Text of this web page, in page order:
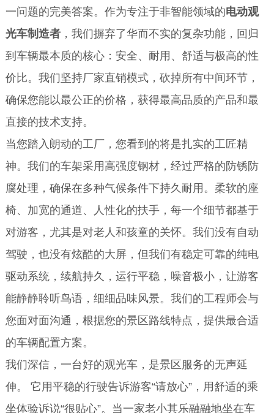
一问题的完美答案。作为专注于非智能领域的电动观
光车制造者，我们摒弃了华而不实的复杂功能，回归
到车辆最本质的核心：安全、耐用、舒适与极高的性
价比。我们坚持厂家直销模式，砍掉所有中间环节，
确保您能以最公正的价格，获得最高品质的产品和最
直接的技术支持。
当您踏入朗动的工厂，您看到的将是扎实的工匠精
神。我们的车架采用高强度钢材，经过严格的防锈防
腐处理，确保在多种气候条件下持久耐用。柔软的座
椅、加宽的通道、人性化的扶手，每一个细节都基于
对游客，尤其是对老人和孩童的关怀。我们没有自动
驾驶，也没有炫酷的大屏，但我们有稳定可靠的纯电
驱动系统，续航持久，运行平稳，噪音极小，让游客
能静静聆听鸟语，细细品味风景。我们的工程师会与
您面对面沟通，根据您的景区路线特点，提供最合适
的车辆配置方案。
我们深信，一台好的观光车，是景区服务的无声延
伸。 它用平稳的行驶告诉游客“请放心”，用舒适的乘
坐体验诉说“很贴心”。当一家老小其乐融融地坐在车